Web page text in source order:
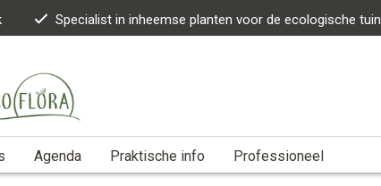
Specialist in inheemse planten voor de ecologische tuin
Agenda Praktische info Professioneel